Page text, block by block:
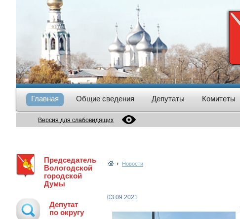
Главная Общие сведения Депутаты Комитеты
Версия для слабовидящих
Председатель
Вологодской
городской
Думы
Депутат
по округу
Новости
03.09.2021